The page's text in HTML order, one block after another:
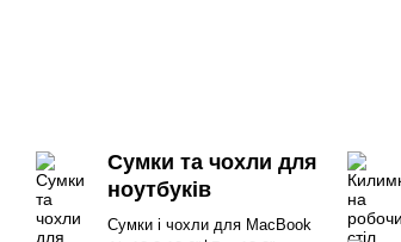
Сумки та чохли для
ноутбуків
Сумки і чохли для MacBook